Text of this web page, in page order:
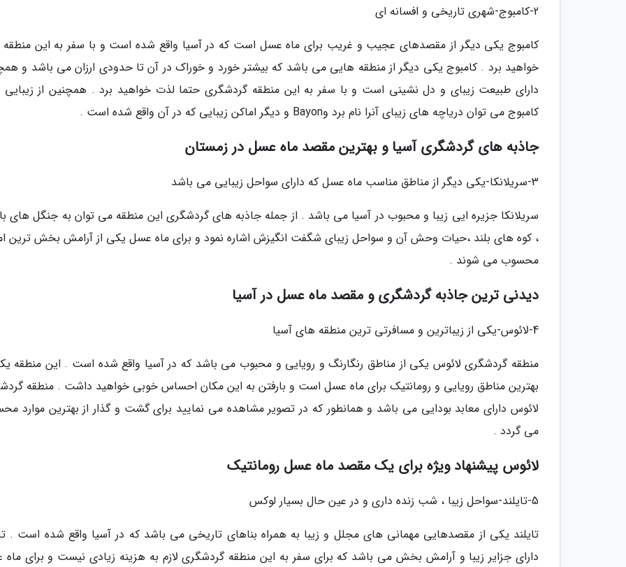
2-کامبوج-شهری تاریخی و افسانه ای
کامبوج یکی دیگر از مقصدهای عجیب و غریب برای ماه عسل است که در آسیا واقع شده است و با سفر به این
خواهید برد . کامبوج یکی دیگر از منطقه هایی می باشد که بیشتر خورد و خوراک در آن تا حدودی ارزان می باشد و
دارای طبیعت زیبای و دل نشینی است و با سفر به این منطقه گردشگری حتما لذت خواهید برد . همچنین از
کامبوج می توان دریاچه های زیبای آنرا نام برد وBayon و دیگر اماکن زیبایی که در آن واقع شده است .
جاذبه های گردشگری آسیا و بهترین مقصد ماه عسل در زمستان
3-سریلانکا-یکی دیگر از مناطق مناسب ماه عسل که دارای سواحل زیبایی می باشد
سریلانکا جزیره ایی زیبا و محبوب در آسیا می باشد . از جمله جاذبه های گردشگری این منطقه می توان به جنگل های
، کوه های بلند ،حیات وحش آن و سواحل زیبای شگفت انگیزش اشاره نمود و برای ماه عسل یکی از آرامش بخش ترین
محسوب می شوند .
دیدنی ترین جاذبه گردشگری و مقصد ماه عسل در آسیا
4-لائوس-یکی از زیباترین و مسافرتی ترین منطقه های آسیا
منطقه گردشگری لائوس یکی از مناطق رنگارنگ و رویایی و محبوب می باشد که در آسیا واقع شده است . این منطقه
بهترین مناطق رویایی و رومانتیک برای ماه عسل است و بارفتن به این مکان احساس خوبی خواهید داشت . منطقه
لائوس دارای معابد بودایی می باشد و همانطور که در تصویر مشاهده می نمایید برای گشت و گذار از بهترین موارد
می گردد .
لائوس پیشنهاد ویژه برای یک مقصد ماه عسل رومانتیک
5-تایلند-سواحل زیبا ، شب زنده داری و در عین حال بسیار لوکس
تایلند یکی از مقصدهایی مهمانی های مجلل و زیبا به همراه بناهای تاریخی می باشد که در آسیا واقع شده است .
دارای جزایر زیبا و آرامش بخش می باشد که برای سفر به این منطقه گردشگری لازم به هزینه زیادی نیست و برای